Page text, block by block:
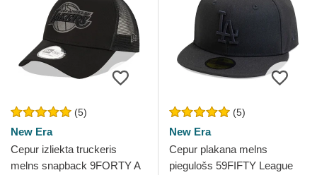
(5)
New Era
Cepur izliekta truckeris
melns snapback 9FORTY A
(5)
New Era
Cepur plakana melns
piegulošs 59FIFTY League